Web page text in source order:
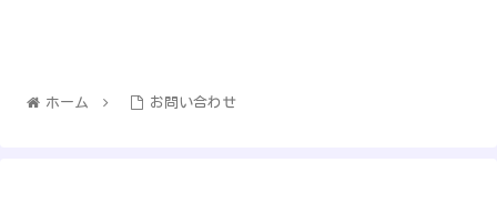
ホーム お問い合わせ